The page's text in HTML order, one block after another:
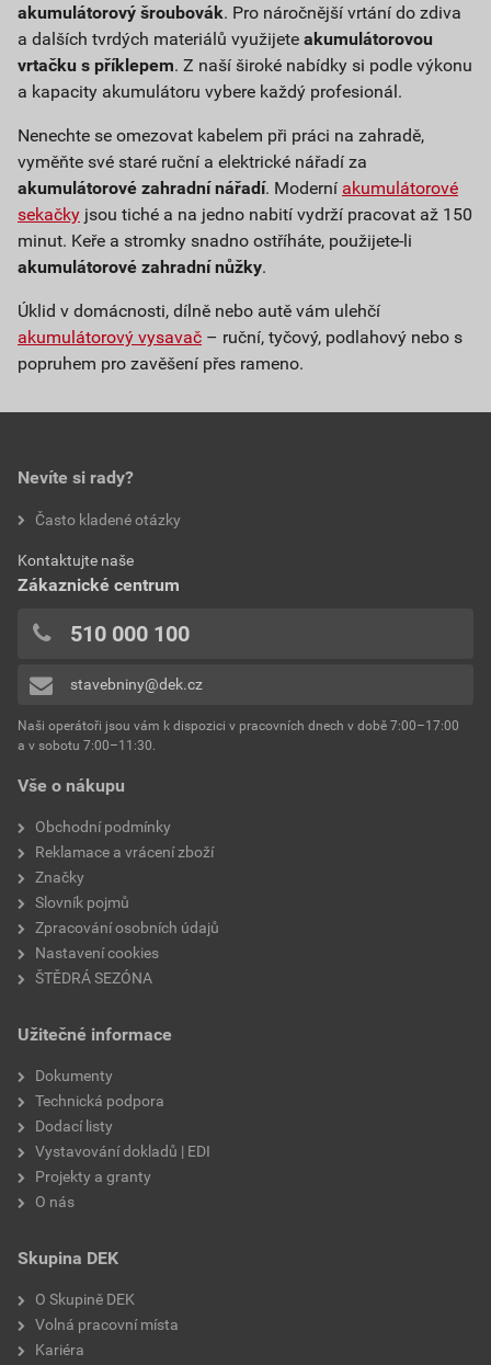
akumulátorový šroubovák. Pro náročnější vrtání do zdiva
a dalších tvrdých materiálů využijete akumulátorovou
vrtačku s příklepem. Z naší široké nabídky si podle výkonu
a kapacity akumulátoru vybere každý profesionál.
Nenechte se omezovat kabelem při práci na zahradě,
vyměňte své staré ruční a elektrické nářadí za
akumulátorové zahradní nářadí. Moderní akumulátorové
sekačky jsou tiché a na jedno nabití vydrží pracovat až 150
minut. Keře a stromky snadno ostříháte, použijete-li
akumulátorové zahradní nůžky.
Úklid v domácnosti, dílně nebo autě vám ulehčí
akumulátorový vysavač – ruční, tyčový, podlahový nebo s
popruhem pro zavěšení přes rameno.
Vše o nákupu
Obchodní podmínky
Reklamace a vrácení zboží
Značky
Slovník pojmů
Zpracování osobních údajů
Nastavení cookies
ŠTĚDRÁ SEZÓNA
Užitečné informace
Dokumenty
Technická podpora
Dodací listy
Vystavování dokladů | EDI
Projekty a granty
O nás
Skupina DEK
O Skupině DEK
Volná pracovní místa
Kariéra
Nevíte si rady?
Často kladené otázky
Kontaktujte naše
Zákaznické centrum
510 000 100
stavebniny@dek.cz
Naši operátoři jsou vám k dispozici v pracovních dnech v době 7:00–17:00
a v sobotu 7:00–11:30.